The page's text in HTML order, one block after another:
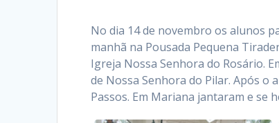
No dia 14 de novembro os alunos
manhã na Pousada Pequena
Igreja Nossa Senhora do Rosário.
de Nossa Senhora do Pilar. Após o
Passos. Em Mariana jantaram e se